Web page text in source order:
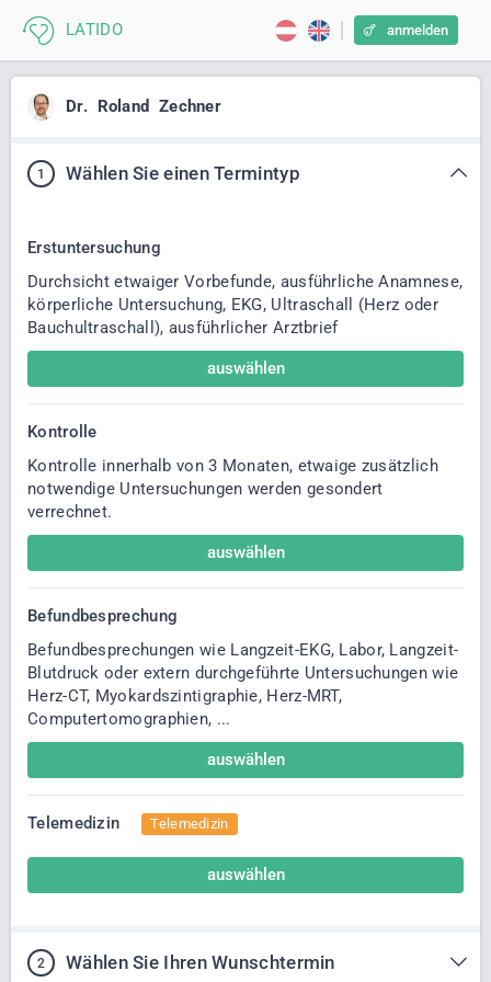
anmelden
Dr. Roland Zechner
1 Wählen Sie einen Termintyp
Erstuntersuchung
Durchsicht etwaiger Vorbefunde, ausführliche Anamnese,
körperliche Untersuchung, EKG, Ultraschall (Herz oder
Bauchultraschall), ausführlicher Arztbrief
auswählen
Kontrolle
Kontrolle innerhalb von 3 Monaten, etwaige zusätzlich
notwendige Untersuchungen werden gesondert
verrechnet.
auswählen
Befundbesprechung
Befundbesprechungen wie Langzeit-EKG, Labor, Langzeit-
Blutdruck oder extern durchgeführte Untersuchungen wie
Herz-CT, Myokardszintigraphie, Herz-MRT,
Computertomographien, ...
auswählen
Telemedizin Telemedizin
auswählen
2 Wählen Sie Ihren Wunschtermin